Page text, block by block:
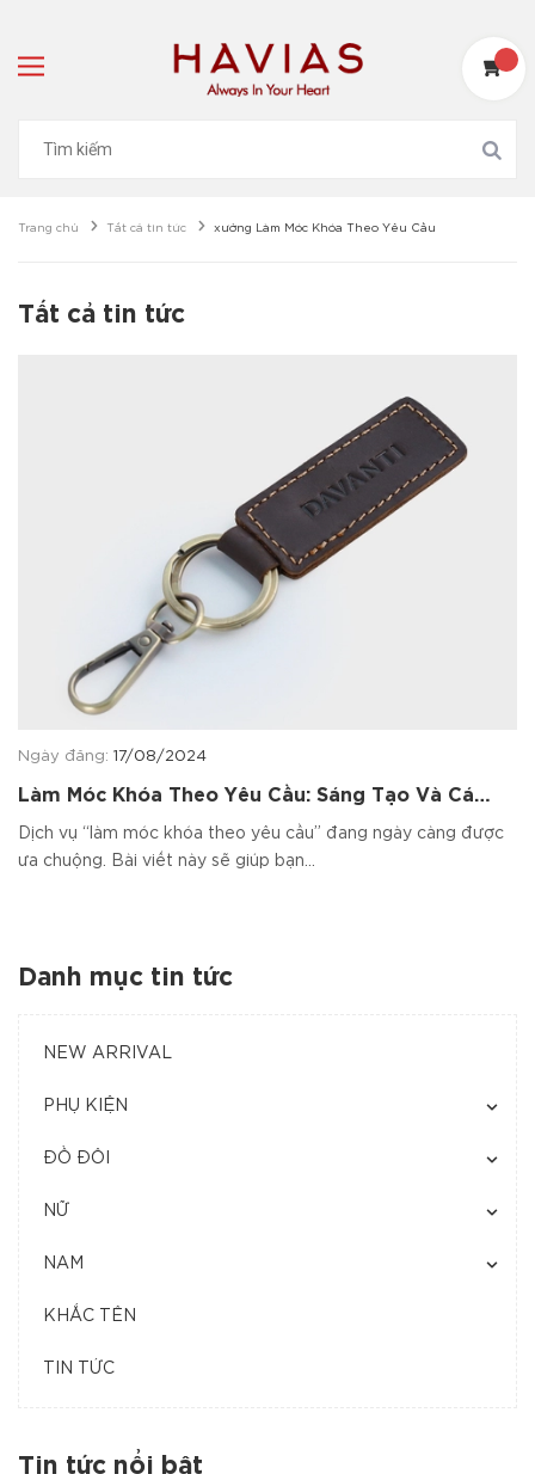
Trang chủ Tất cả tin tức xưởng Làm Móc Khóa Theo Yêu Cầu
Tất cả tin tức
Ngày đăng: 17/08/2024
Làm Móc Khóa Theo Yêu Cầu: Sáng Tạo Và Cá
Nhân Hóa Phong Cách Của Bạn
Dịch vụ “làm móc khóa theo yêu cầu” đang ngày càng được
ưa chuộng. Bài viết này sẽ giúp bạn...
Danh mục tin tức
NEW ARRIVAL
PHỤ KIỆN
ĐỒ ĐÔI
NỮ
NAM
KHẮC TÊN
TIN TỨC
Tin tức nổi bật